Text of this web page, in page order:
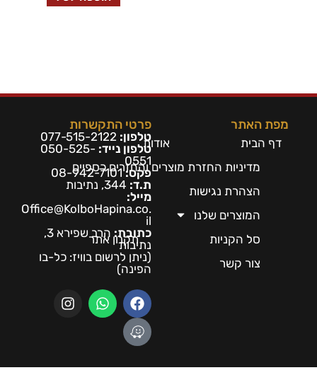
מפת האתר
דף הבית
אודות
מדיניות החזרת מוצרים והחזרים כספיים
הצהרת נגישות
המוצרים שלנו
סל הקניות
תקנון אתר
צור קשר
פרטי התקשרות
טלפון: 077-515-2122
טלפון נייד: 050-525-
0551
פקס:08-942-7101
ת.ד:
מייל:
Office@KolboHapina.co.
il
כתובת:
הרב שפירא 3,
נתיבות
(ניתן לרשום בוויז: כל-בו
הפינה)